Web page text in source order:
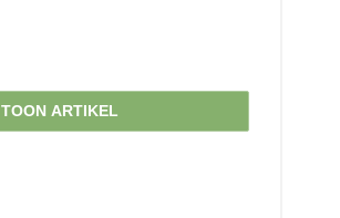
TOON ARTIKEL